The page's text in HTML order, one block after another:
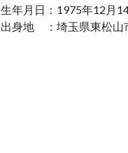
生年月日：1975年12月
出身地 ：埼玉県東松山